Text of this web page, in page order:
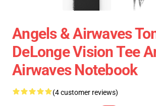
Angels & Airwaves
DeLonge Vision Tee
Airwaves Notebook
(4 customer reviews)